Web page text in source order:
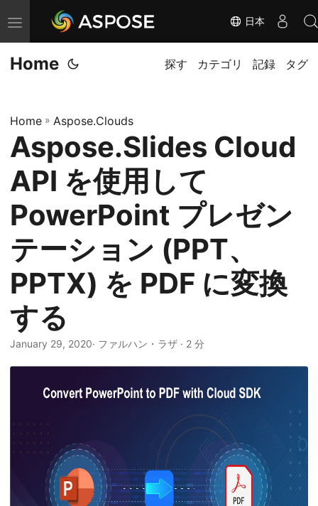
ナ
ビ
ゲ
ョ
ン
切
り
替
え
日本
Home 探す カテゴリ 記録 タグ
Home » Aspose.Clouds
Aspose.Slides Cloud
API を使用して
PowerPoint プレゼン
テーション (PPT、
PPTX) を PDF に変換
する
January 29, 2020· ファルハン・ラザ · 2 分